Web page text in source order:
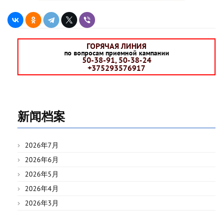
ГОРЯЧАЯ ЛИНИЯ
по вопросам приемной кампании
50-38-91, 50-38-24
+375293576917
新闻档案
2026年7月
2026年6月
2026年5月
2026年4月
2026年3月